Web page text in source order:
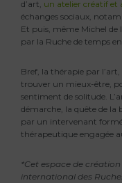
d’art, un atelier créatif et
échanges sociaux,
Et puis, même Michel de
par la Ruche de temps
Bref, la thérapie par
trouver un mieux-être,
sentiment de solitude.
démarche, la quête de la
par un intervenant
thérapeutique engagée
*Cet espace de
international des